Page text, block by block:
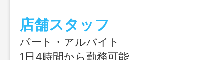
店舗スタッフ
パート・アルバイト
1日4時間から勤務可能